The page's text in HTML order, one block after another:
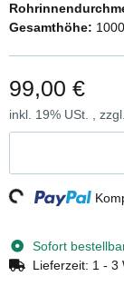
Gesamthöhe:
99,00 €
inkl. 19% USt. , zzgl.
Sofort
Lieferzeit: 1 - 3